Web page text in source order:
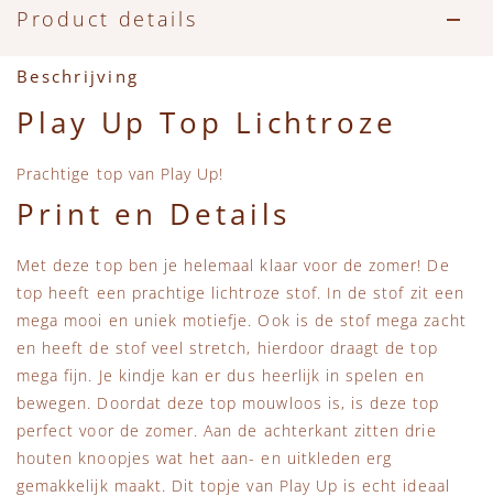
Accessoires
Zwemkleding
Zwemkleding
Feestkleding
Speelgoed
Beren, Speendoekjes en Knuffeldoekjes
Tassen
Verzorgingsproducten
MarMar Copenhagen
Mini Rodini
+1 in the family
New Balance
Play Up
Sproet & Sprout
Tiny Cottons
Product details
Beschrijving
Play Up Top Lichtroze
Prachtige top van Play Up!
Print en Details
Met deze top ben je helemaal klaar voor de zomer! De
top heeft een prachtige lichtroze stof. In de stof zit een
mega mooi en uniek motiefje. Ook is de stof mega zacht
en heeft de stof veel stretch, hierdoor draagt de top
mega fijn. Je kindje kan er dus heerlijk in spelen en
bewegen. Doordat deze top mouwloos is, is deze top
perfect voor de zomer. Aan de achterkant zitten drie
houten knoopjes wat het aan- en uitkleden erg
gemakkelijk maakt. Dit topje van Play Up is echt ideaal